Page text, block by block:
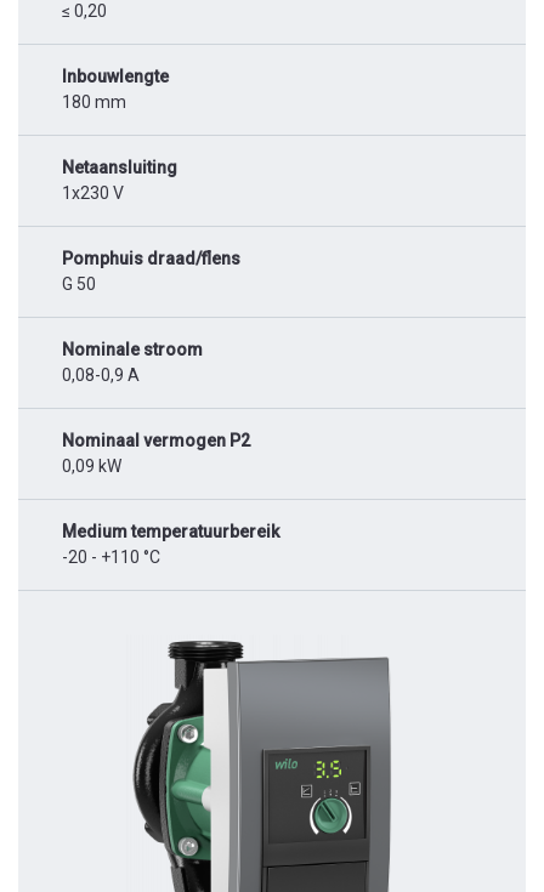
≤ 0,20
Inbouwlengte
180 mm
Netaansluiting
1x230 V
Pomphuis draad/flens
G 50
Nominale stroom
0,08-0,9 A
Nominaal vermogen P2
0,09 kW
Medium temperatuurbereik
-20 - +110 °C